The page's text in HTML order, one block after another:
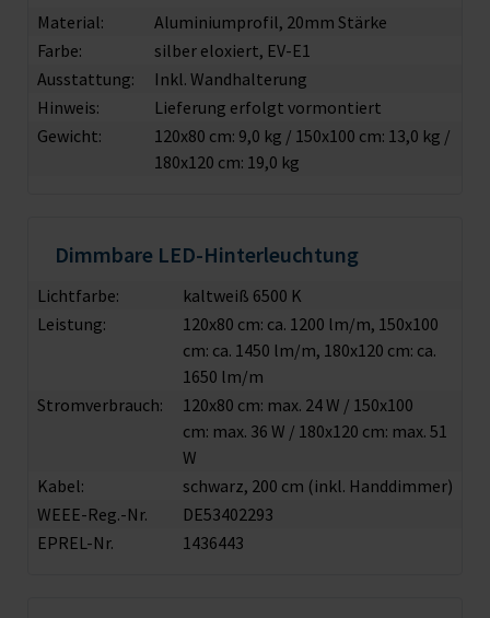
Material:
Aluminiumprofil, 20mm Stärke
Farbe:
silber eloxiert, EV-E1
Ausstattung:
Inkl. Wandhalterung
Hinweis:
Lieferung erfolgt vormontiert
Gewicht:
120x80 cm: 9,0 kg / 150x100 cm: 13,0 kg /
180x120 cm: 19,0 kg
Dimmbare LED-Hinterleuchtung
Lichtfarbe:
kaltweiß 6500 K
Leistung:
120x80 cm: ca. 1200 lm/m, 150x100
cm: ca. 1450 lm/m, 180x120 cm: ca.
1650 lm/m
Stromverbrauch:
120x80 cm: max. 24 W / 150x100
cm: max. 36 W / 180x120 cm: max. 51
W
Kabel:
schwarz, 200 cm (inkl. Handdimmer)
WEEE-Reg.-Nr.
DE53402293
EPREL-Nr.
1436443